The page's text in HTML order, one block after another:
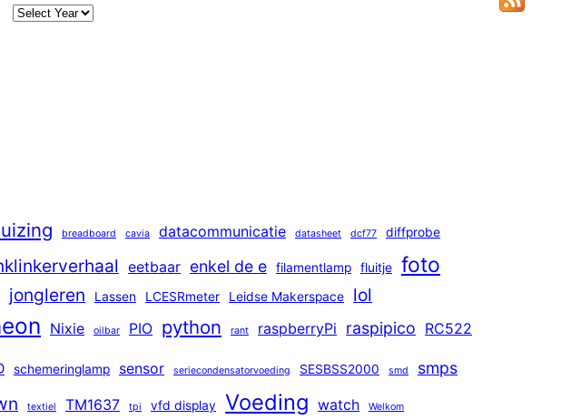
breadboard cavia datacommunicatie datasheet dcf77 diffprobe
eetbaar enkel de e filamentlamp fluitje foto
jongleren Lassen LCESRmeter Leidse Makerspace lol
Nixie oilbar PIO python rant raspberryPi raspipico RC522
schemeringlamp sensor seriecondensatorvoeding SESBSS2000 smd smps
textiel TM1637 tpi vfd display Voeding watch Welkom